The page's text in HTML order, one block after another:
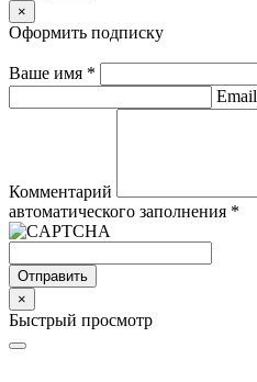
×
Оформить подписку
Ваше имя *
Email
Комментарий
автоматического заполнения *
Отправить
×
Быстрый просмотр